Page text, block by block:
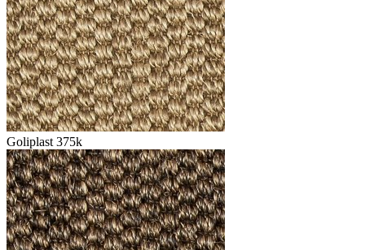
Goliplast 375k